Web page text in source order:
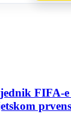
FIFA-e